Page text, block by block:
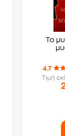
Το
4.7
Τιμή